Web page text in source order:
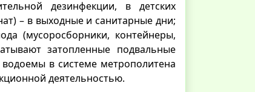
дезинфекции, в детских
– в выходные и санитарные дни;
(мусоросборники, контейнеры,
затопленные подвальные
в системе метрополитена
деятельностью.